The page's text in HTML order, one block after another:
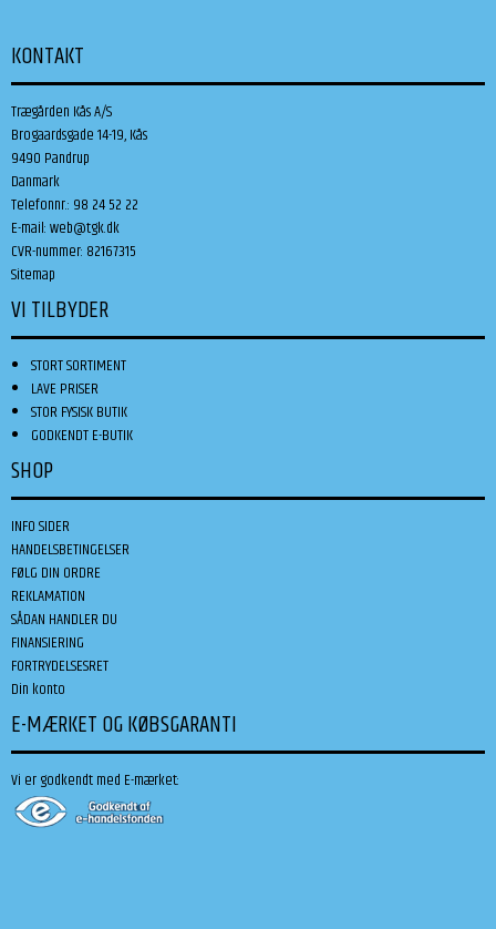
KONTAKT
Trægården Kås A/S
Brogaardsgade 14-19, Kås
9490 Pandrup
Danmark
Telefonnr.: 98 24 52 22
E-mail:web@tgk.dk
CVR-nummer: 82167315
Sitemap
VI TILBYDER
STORT SORTIMENT
LAVE PRISER
STOR FYSISK BUTIK
GODKENDT E-BUTIK
SHOP
INFO SIDER
HANDELSBETINGELSER
FØLG DIN ORDRE
REKLAMATION
SÅDAN HANDLER DU
FINANSIERING
FORTRYDELSESRET
Din konto
E-MÆRKET OG KØBSGARANTI
Vi er godkendt med E-mærket: